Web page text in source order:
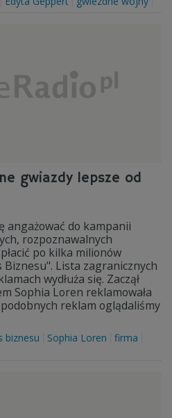
gwiazdy lepsze od
angażować do kampanii
rozpoznawalnych
po kilka milionów
Lista zagranicznych
wydłuża się. Zaczął
Sophia Loren reklamowała
reklam oglądaliśmy
biznesu Sophia Loren
firma